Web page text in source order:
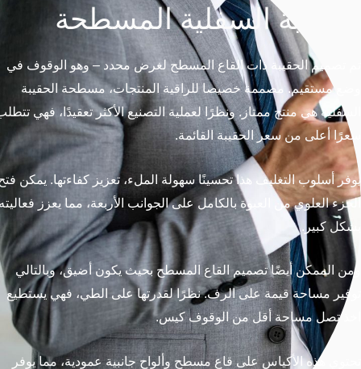
السفلية المسطحة
ذات القاع المسطح لغرض محدد – وهو الوقوف في
مصممة خصيصا للراقيةالمنتجات، مسطحةالحقيبة
منتج ممتاز. ونظرًا لعملية التصنيع الأكثر تعقيدًا، فهي تتطلب
من سعر الحقيبة القائمة.
التغليف هذا تحسينًاسهولة الملء،تعزيز كفاءتها.يمكن فتح
من العبوةبالكامل على الجوانب الأربعة، مما يعزز فعاليته
أيضًا تصميم القاع المسطح بحيث يكون أضيق، وبالتالي
قيمة على الرف. نظرًا لقدرتها على الطي، فهييستطيع
أقل منالوقوفكيس.
الأكياس على قاع مسطح وألواح جانبية عمودية، مما يوفر